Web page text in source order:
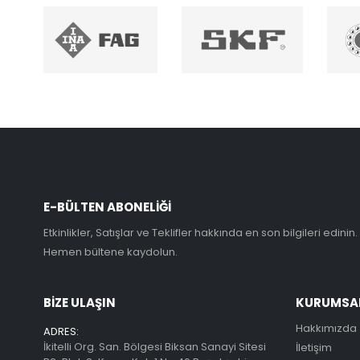
E-BÜLTEN ABONELİĞİ
Etkinlikler, Satışlar ve Teklifler hakkında en son bilgileri edinin.
Hemen bültene kaydolun.
BİZE ULAŞIN
ADRES:
İkitelli Org. San. Bölgesi Biksan Sanayi Sitesi
Hakkımızda
İletişim